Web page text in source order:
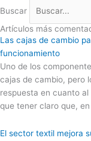
Buscar
Artículos más
Las cajas de cambio
funcionamiento
Uno de los
cajas de cambio, pero
respuesta en cuanto
que tener claro que,
El sector textil mejora